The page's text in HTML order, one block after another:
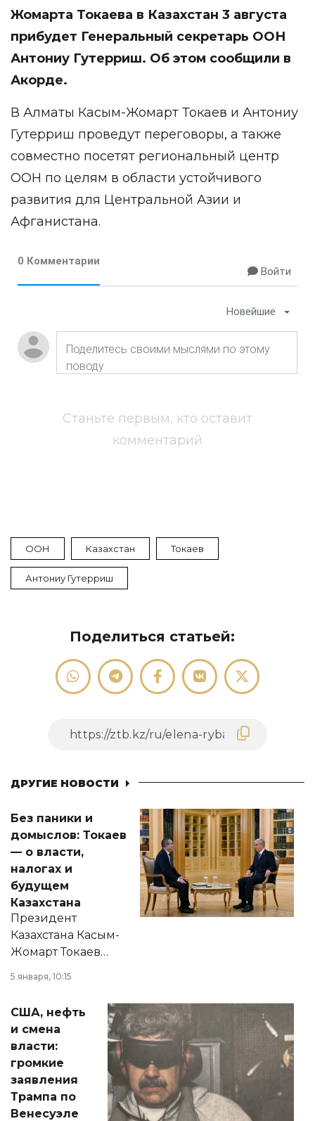
Жомарта Токаева в Казахстан 3 августа
прибудет Генеральный секретарь ООН
Антониу Гутерриш. Об этом сообщили в
Акорде.
В Алматы Касым-Жомарт Токаев и Антониу
Гутерриш проведут переговоры, а также
совместно посетят региональный центр
ООН по целям в области устойчивого
развития для Центральной Азии и
Афганистана.
0 Комментарии
Войти
Новейшие
Станьте первым, кто оставит
комментарий
ООН Казахстан Токаев
Антониу Гутерриш
Поделиться статьей:
ДРУГИЕ НОВОСТИ
Без паники и
домыслов: Токаев
— о власти,
налогах и
будущем
Казахстана
Президент
Казахстана Касым-
Жомарт Токаев
сразу несколько
актуальных тем —
от слухов о
политических
реформах до
вопросов армии,
экономики и
личного здоровья.
5 января, 10:15
США, нефть
и смена
власти:
громкие
заявления
Трампа по
Венесуэле